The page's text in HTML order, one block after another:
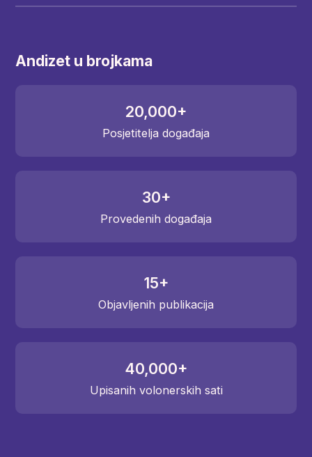
Andizet u brojkama
20,000+
Posjetitelja događaja
30+
Provedenih događaja
15+
Objavljenih publikacija
40,000+
Upisanih volonerskih sati